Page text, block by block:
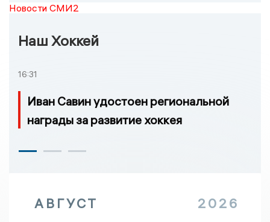
Новости СМИ2
Наш Хоккей
16:31
Иван Савин удостоен региональной
награды за развитие хоккея
АВГУСТ 2026